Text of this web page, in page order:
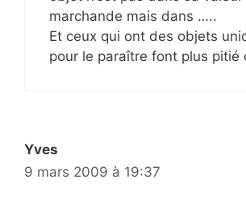
marchande mais dans …..
Et ceux qui ont des objets
pour le paraître font plus pitié
Yves
9 mars 2009 à 19:37